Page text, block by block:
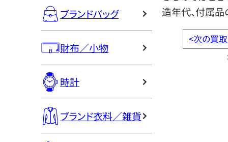
ブランドバッグ
財布／小物
時計
ブランド衣料／雑貨
造年代、付属品
<次の買